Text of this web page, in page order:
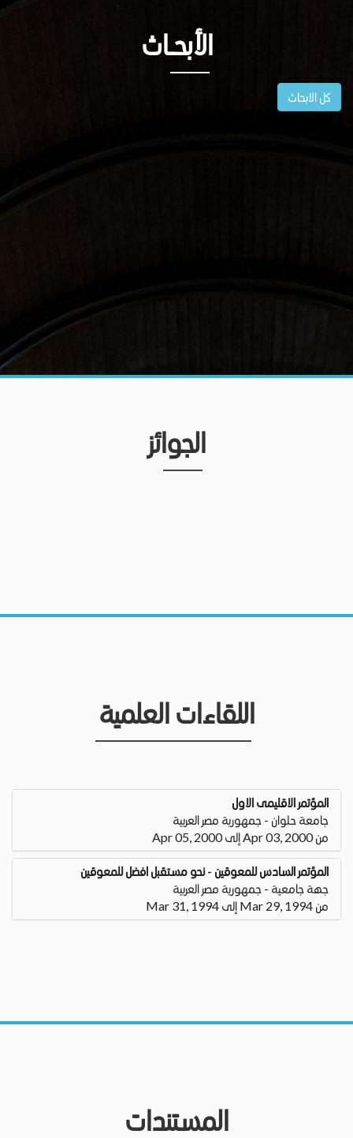
الأبحــاث
كل الابحاث
الجوائز
اللقاءات العلمية
المؤتمر الاقليمى الاول
جامعة حلوان - جمهورية مصر العربية
من Apr 03, 2000 إلى Apr 05, 2000
المؤتمر السادس للمعوقين - نحو مستقبل افضل للمعوقين
جهة جامعية - جمهورية مصر العربية
من Mar 29, 1994 إلى Mar 31, 1994
المستندات